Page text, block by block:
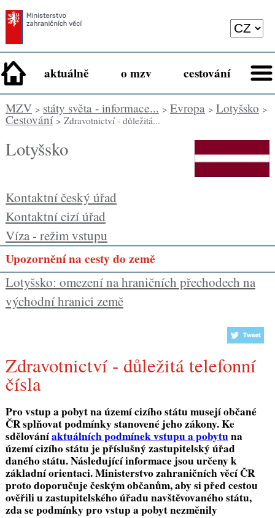
aktuálně o mzv cestování
MZV> státy světa - informace... > Evropa> Lotyšsko >
Cestování> Zdravotnictví - důležitá...
Lotyšsko
Kontaktní český úřad
Kontaktní cizí úřad
Víza - režim vstupu
Upozornění na cesty do země
Lotyšsko: omezení na hraničních přechodech na
východní hranici země
Zdravotnictví - důležitá telefonní
čísla
Pro vstup a pobyt na území cizího státu musejí občané
ČR splňovat podmínky stanovené jeho zákony. Ke
sdělováníaktuálních podmínek vstupu a pobytuna
území cizího státu je příslušný zastupitelský úřad
daného státu. Následující informace jsou určeny k
základní orientaci. Ministerstvo zahraničních věcí ČR
proto doporučuje českým občanům, aby si před cestou
ověřili u zastupitelského úřadu navštěvovaného státu,
zda se podmínky pro vstup a pobyt nezměnily